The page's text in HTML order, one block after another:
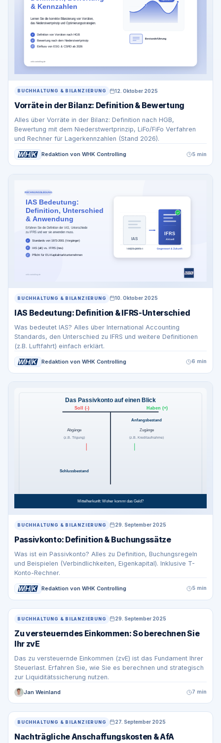
BUCHHALTUNG & BILANZIERUNG 12. Oktober 2025
Vorräte in der Bilanz: Definition & Bewertung
Alles über Vorräte in der Bilanz: Definition nach HGB,
Bewertung mit dem Niederstwertprinzip, LiFo/FiFo Verfahren
und Rechner für Lagerkennzahlen (Stand 2026).
Redaktion von WHK Controlling 5 min
BUCHHALTUNG & BILANZIERUNG 10. Oktober 2025
IAS Bedeutung: Definition & IFRS-Unterschied
Was bedeutet IAS? Alles über International Accounting
Standards, den Unterschied zu IFRS und weitere Definitionen
(z.B. Luftfahrt) einfach erklärt.
Redaktion von WHK Controlling 6 min
BUCHHALTUNG & BILANZIERUNG 29. September 2025
Passivkonto: Definition & Buchungssätze
Was ist ein Passivkonto? Alles zu Definition, Buchungsregeln
und Beispielen (Verbindlichkeiten, Eigenkapital). Inklusive T-
Konto-Rechner.
Redaktion von WHK Controlling 5 min
BUCHHALTUNG & BILANZIERUNG 29. September 2025
Zu versteuerndes Einkommen: So berechnen Sie
Ihr zvE
Das zu versteuernde Einkommen (zvE) ist das Fundament Ihrer
Steuerlast. Erfahren Sie, wie Sie es berechnen und strategisch
zur Liquiditätssicherung nutzen.
Jan Weinland 7 min
BUCHHALTUNG & BILANZIERUNG 27. September 2025
Nachträgliche Anschaffungskosten & AfA